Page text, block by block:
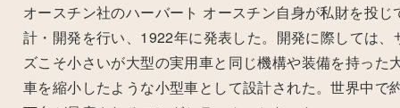
オースチン社のハーバート オースチン自身が私財を投じ
計・開発を行い、 1922年に発表した。開発に際しては、
ズこそ小さいが大型の実用車と同じ機構や装備を持った
車を縮小したような小型車として設計された。世界中で